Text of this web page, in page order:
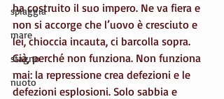
spiaggia
mare
stagno
nuoto
ha costruito il suo impero. Ne va fiera e
non si accorge che l’uovo è cresciuto e
lei, chioccia incauta, ci barcolla sopra.
Già, perché non funziona. Non funziona
mai: la repressione crea defezioni e le
defezioni esplosioni. Solo sabbia e